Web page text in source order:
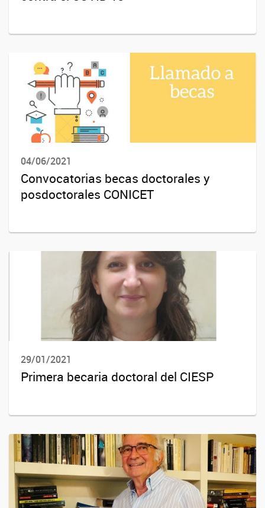
04/06/2021
Convocatorias becas doctorales y
posdoctorales CONICET
29/01/2021
Primera becaria doctoral del CIESP